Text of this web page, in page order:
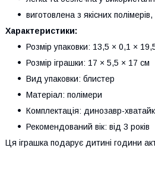
виготовлена з якісних
Характеристики:
Розмір упаковки: 13,5 × 0,1 ×
Розмір іграшки: 17 × 5,5 × 17 см
Вид упаковки: блистер
Матеріал: полімери
Комплектація: динозавр-
Рекомендований вік: від 3 років
Ця іграшка подарує дитині години